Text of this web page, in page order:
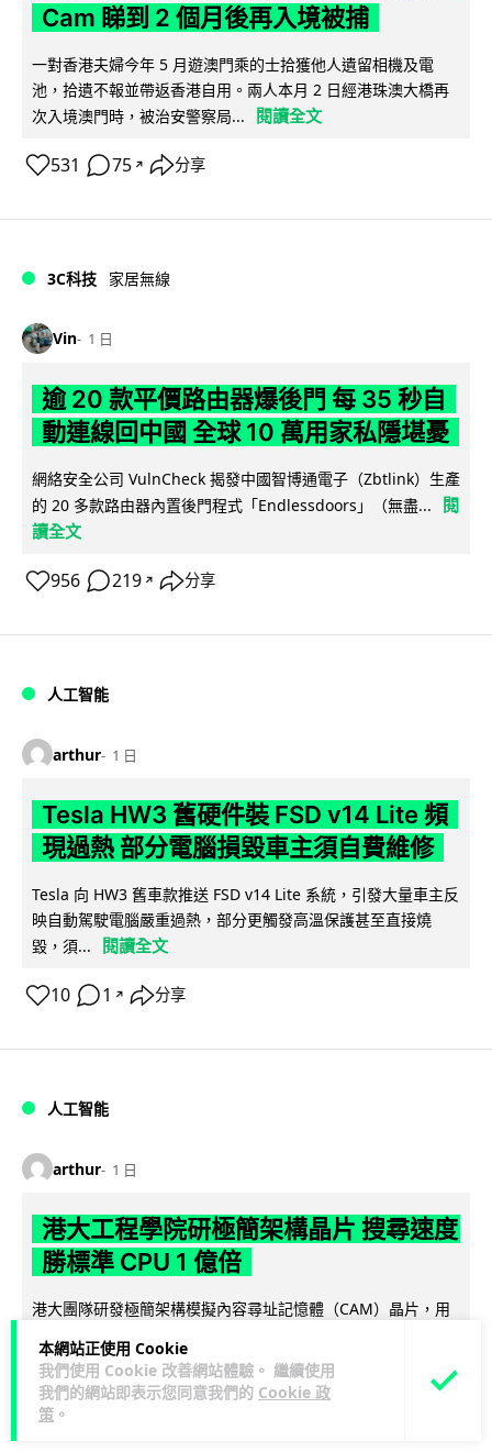
本網站正使用 Cookie
我們使用 Cookie 改善網站體驗。 繼續使用
我們的網站即表示您同意我們的 Cookie 政
策 。
Cam 睇到 2 個月後再入境被捕
一對香港夫婦今年 5 月遊澳門乘的士拾獲他人遺留相機及電
池，拾遺不報並帶返香港自用。兩人本月 2 日經港珠澳大橋再
次入境澳門時，被治安警察局...
閱讀全文
531 75 ↗ 分享
3C科技 家居無線
Vin 1 日
逾 20 款平價路由器爆後門 每 35 秒自
動連線回中國 全球 10 萬用家私隱堪憂
網絡安全公司 VulnCheck 揭發中國智博通電子（Zbtlink）生產
的 20 多款路由器內置後門程式「Endlessdoors」（無盡...
閱
讀全文
956 219 ↗ 分享
人工智能
arthur 1 日
Tesla HW3 舊硬件裝 FSD v14 Lite 頻
現過熱 部分電腦損毀車主須自費維修
Tesla 向 HW3 舊車款推送 FSD v14 Lite 系統，引發大量車主反
映自動駕駛電腦嚴重過熱，部分更觸發高溫保護甚至直接燒
毀，須...
閱讀全文
10 1 ↗ 分享
人工智能
arthur 1 日
港大工程學院研極簡架構晶片 搜尋速度
勝標準 CPU 1 億倍
港大團隊研發極簡架構模擬內容尋址記憶體（CAM）晶片，用
CPU快1億倍，每次搜尋耗能低...
閱讀全文
43